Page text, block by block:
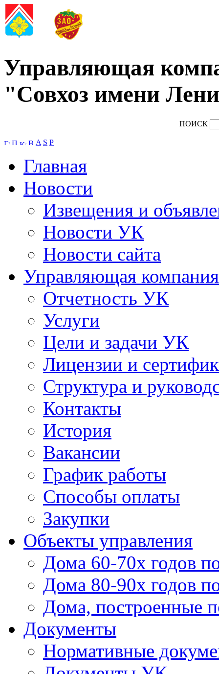
Управляющая
"Совхоз имени
ПОИСК
A S P
Главная
Новости
Извещения и
Новости УК
Новости сайта
Управляющая компания
Отчетность УК
Услуги
Цели и задачи УК
Лицензии и
Структура и
Контакты
История
Вакансии
График работы
Способы оплаты
Закупки
Объекты управления
Дома 60-70х годов
Дома 80-90х годов
Дома, построенные
Документы
Нормативные